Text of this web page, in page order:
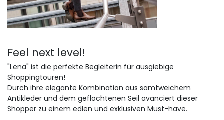
Feel next level!
"Lena" ist die perfekte Begleiterin für ausgiebige
Shoppingtouren!
Durch ihre elegante Kombination aus samtweichem
Antikleder und dem geflochtenen Seil avanciert dieser
Shopper zu einem edlen und exklusiven Must-have.